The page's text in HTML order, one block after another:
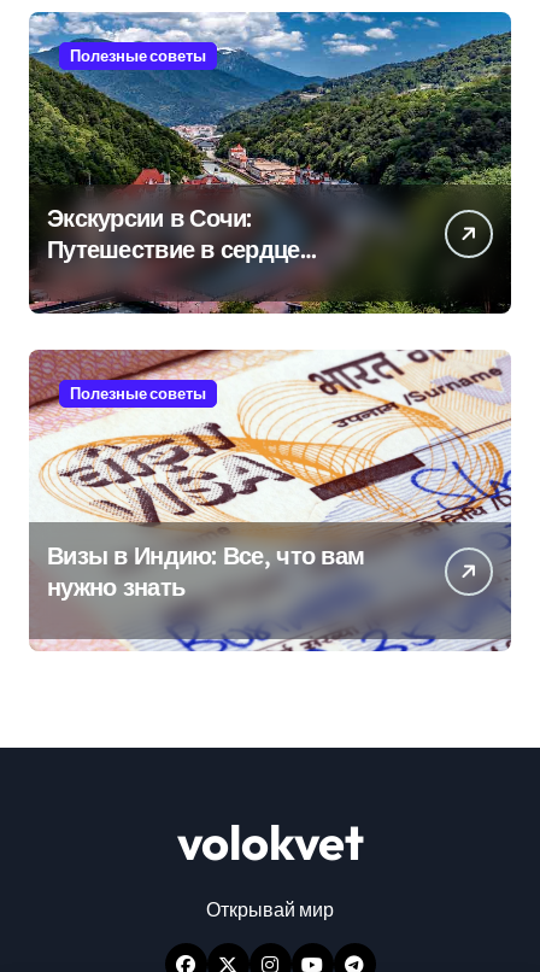
Полезные советы
Экскурсии в Сочи:
Путешествие в сердце
Черноморского курорта
Полезные советы
Визы в Индию: Все, что вам
нужно знать
volokvet
Открывай мир